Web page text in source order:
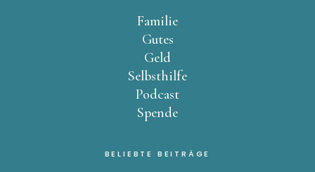
Familie
Gutes
Geld
Selbsthilfe
Podcast
Spende
BELIEBTE BEITRÄGE